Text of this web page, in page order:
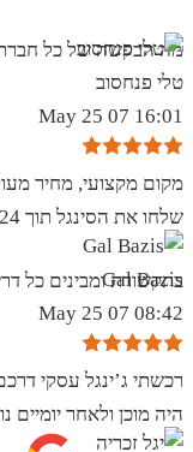
מה הבקשה של כל
טלי פנחסוב
16:01 07 May 25
מקום מקצועי, מחיר
בתקשורת ומבינים כל
Gal Bazis
08:42 07 May 25
רכשתי ג’ינגל עסקי
היה מוכן ולאחר